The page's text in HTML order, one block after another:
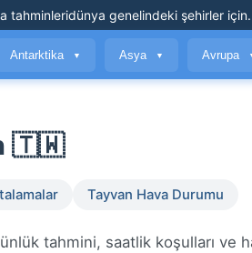
tahminleridünya genelindeki şehirler için.
Antarktika ▼ Asya ▼ Avrupa
🇹🇼
Tayvan Hava Durumu
tahmini, saatlik koşulları ve